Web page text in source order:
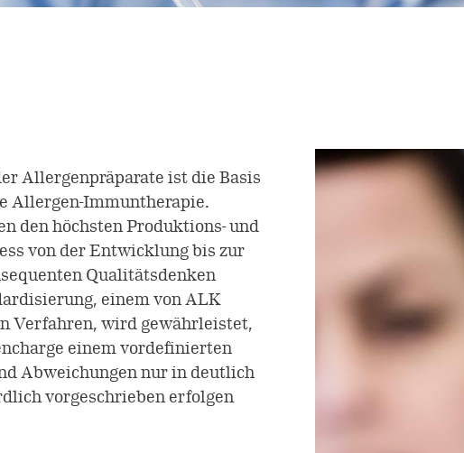
Allergenpräparate ist die Basis
Allergen-Immuntherapie.
den höchsten Produktions- und
von der Entwicklung bis zur
Qualitätsdenken
einem von ALK
Verfahren, wird gewährleistet,
einem vordefinierten
Abweichungen nur in deutlich
vorgeschrieben erfolgen